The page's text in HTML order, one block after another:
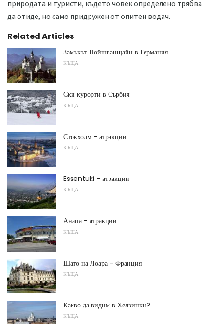
природата и туристи, където човек определено трябва
да отиде, но само придружен от опитен водач.
Related Articles
Замъкът Нойшванщайн в Германия
КЪЩА
Ски курорти в Сърбия
КЪЩА
Стокхолм - атракции
КЪЩА
Essentuki - атракции
КЪЩА
Анапа - атракции
КЪЩА
Шато на Лоара - Франция
КЪЩА
Какво да видим в Хелзинки?
КЪЩА